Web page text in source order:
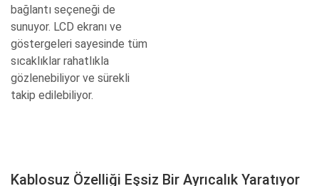
bağlantı seçeneği de
sunuyor. LCD ekranı ve
göstergeleri sayesinde tüm
sıcaklıklar rahatlıkla
gözlenebiliyor ve sürekli
takip edilebiliyor.
Kablosuz Özelliği Eşsiz Bir Ayrıcalık Yaratıyor